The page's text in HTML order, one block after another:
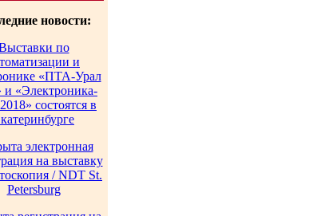
новости:
по
и
«ПТА-Урал
и «Электроника-
состоятся в
электронная
на выставку
/ NDT St.
Petersburg